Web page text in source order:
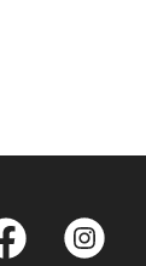
Facebook